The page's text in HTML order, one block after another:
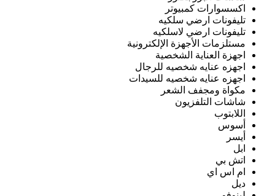
اكسسوارات كمبيوتر
تليفونات ارضي سلكيه
تليفونات ارضي لاسلكيه
مستلزمات الأجهزة الإلكترونية
اجهزة العناية الشخصية
اجهزه عنايه شخصيه للرجال
اجهزه عنايه شخصيه للسيدات
مكواة ومجفف الشعر
شاشات التلفزيون
اللابتوب
أسوس
أيسر
ابل
اتش بي
ام اس اي
ديل